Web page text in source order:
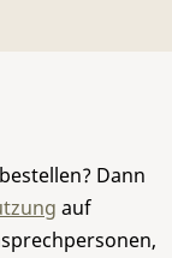
Dann
auf